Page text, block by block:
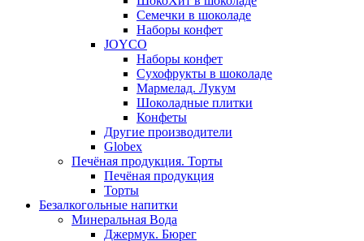
Семечки в шоколаде
Наборы конфет
JOYCO
Наборы конфет
Сухофрукты в шоколаде
Мармелад. Лукум
Шоколадные плитки
Конфеты
Другие производители
Globex
Печёная продукция. Торты
Печёная продукция
Торты
Безалкогольные напитки
Минеральная Вода
Джермук. Бюрег